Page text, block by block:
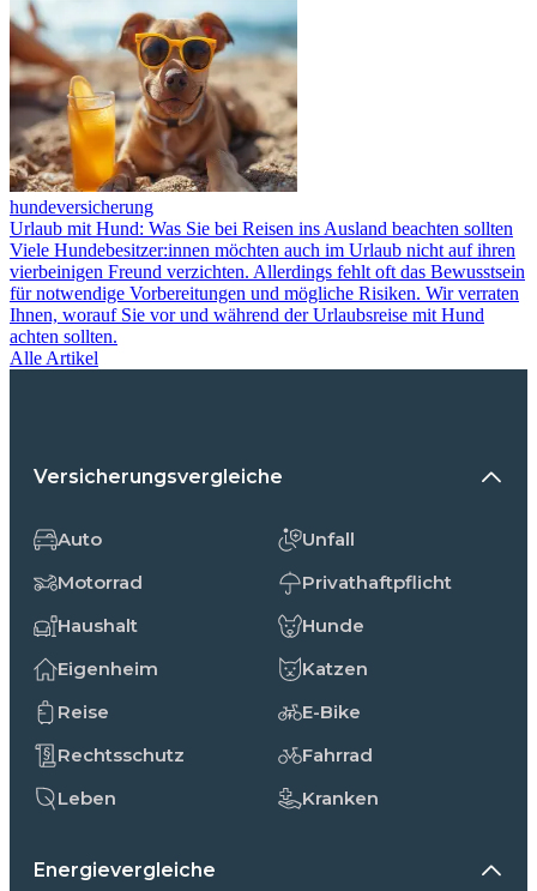
hundeversicherung
Urlaub mit Hund: Was Sie bei Reisen ins Ausland beachten sollten
Viele Hundebesitzer:innen möchten auch im Urlaub nicht auf ihren
vierbeinigen Freund verzichten. Allerdings fehlt oft das Bewusstsein
für notwendige Vorbereitungen und mögliche Risiken. Wir verraten
Ihnen, worauf Sie vor und während der Urlaubsreise mit Hund
achten sollten.
Alle Artikel
Versicherungsvergleiche
Auto
Motorrad
Haushalt
Eigenheim
Reise
Rechtsschutz
Leben
Unfall
Privathaftpflicht
Hunde
Katzen
E-Bike
Fahrrad
Kranken
Energievergleiche